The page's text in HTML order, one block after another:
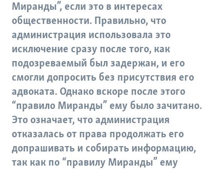
Миранды”, если это в интересах
общественности. Правильно, что
администрация использовала это
исключение сразу после того, как
подозреваемый был задержан, и его
смогли допросить без присутствия его
адвоката. Однако вскоре после этого
“правило Миранды” ему было зачитано.
Это означает, что администрация
отказалась от права продолжать его
допрашивать и собирать информацию,
так как по “правилу Миранды” ему